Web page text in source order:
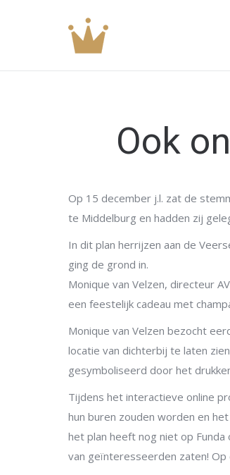
Ook
Op 15 december j.l. zat de
te Middelburg en hadden zij
In dit plan herrijzen aan de
ging de grond in.
Monique van Velzen, directeur
een feestelijk cadeau met
Monique van Velzen bezocht
locatie van dichterbij te laten
gesymboliseerd door het
Tijdens het interactieve online
hun buren zouden worden en
het plan heeft nog niet op
van geïnteresseerden zaten!